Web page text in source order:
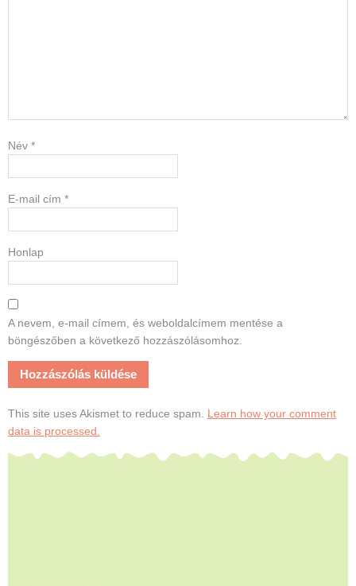
Név *
E-mail cím *
Honlap
A nevem, e-mail címem, és weboldalcímem mentése a
böngészőben a következő hozzászólásomhoz.
This site uses Akismet to reduce spam. Learn how your comment
data is processed.